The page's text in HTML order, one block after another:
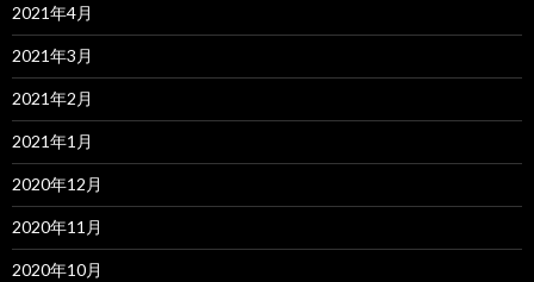
2021年4月
2021年3月
2021年2月
2021年1月
2020年12月
2020年11月
2020年10月